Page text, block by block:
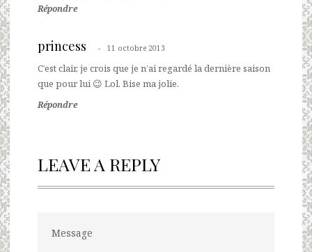
Répondre
princess 11 octobre 2013
C’est clair, je crois que je n’ai regardé la dernière saison
que pour lui 😉 Lol. Bise ma jolie.
Répondre
LEAVE A REPLY